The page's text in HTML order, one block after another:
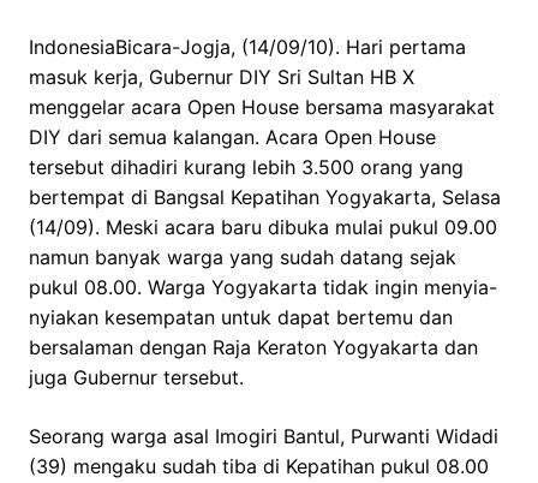
IndonesiaBicara-Jogja, (14/09/10). Hari pertama
masuk kerja, Gubernur DIY Sri Sultan HB X
menggelar acara Open House bersama masyarakat
DIY dari semua kalangan. Acara Open House
tersebut dihadiri kurang lebih 3.500 orang yang
bertempat di Bangsal Kepatihan Yogyakarta, Selasa
(14/09). Meski acara baru dibuka mulai pukul 09.00
namun banyak warga yang sudah datang sejak
pukul 08.00. Warga Yogyakarta tidak ingin menyia-
nyiakan kesempatan untuk dapat bertemu dan
bersalaman dengan Raja Keraton Yogyakarta dan
juga Gubernur tersebut.
Seorang warga asal Imogiri Bantul, Purwanti Widadi
(39) mengaku sudah tiba di Kepatihan pukul 08.00